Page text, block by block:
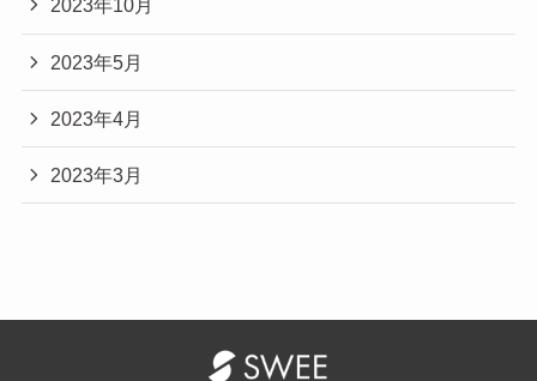
2023年10月
2023年5月
2023年4月
2023年3月